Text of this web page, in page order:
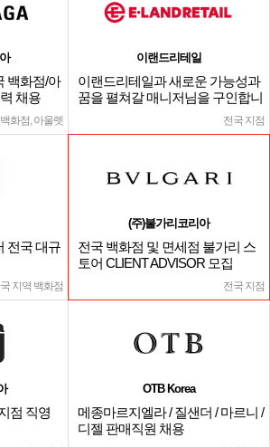
백화점/아
채용
화점, 아울렛
이랜드리테일
이랜드리테일과 새로운 가능성과
꿈을 펼쳐갈 매니저님을 구인합니
전국 지점
전국 대규
지역 백화점
(주)불가리코리아
전국 백화점 및 면세점 불가리 스
토어 CLIENT ADVISOR 모집
전국 지점
점 직영
OTB Korea
메종마르지엘라 / 질샌더 / 마르니 /
디젤 판매직원 채용